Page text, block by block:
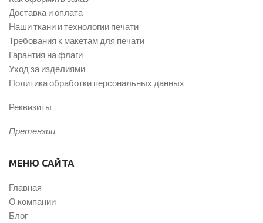
Доставка и оплата
Наши ткани и технологии печати
Требования к макетам для печати
Гарантия на флаги
Уход за изделиями
Политика обработки персональных данных
Реквизиты
Претензии
МЕНЮ САЙТА
Главная
О компании
Блог